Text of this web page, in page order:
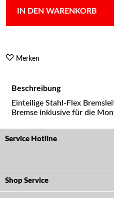
IN DEN WARENKORB
Merken
Beschreibung
Einteilige Stahl-Flex
Bremse inklusive für die
Service Hotline
Shop Service